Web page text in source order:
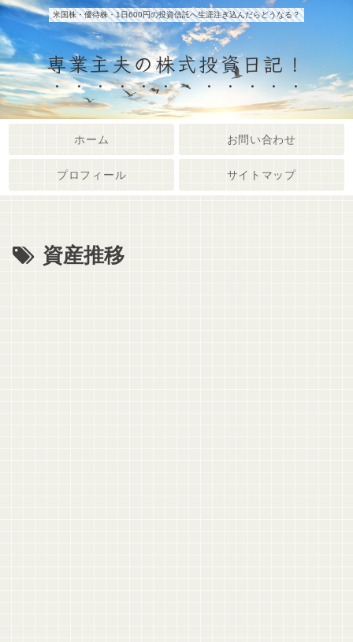
米国株・優待株・1日600円の投資信託へ生涯注ぎ込んだらどうなる？
専業主夫の株式投資日記！
ホーム お問い合わせ
プロフィール サイトマップ
資産推移